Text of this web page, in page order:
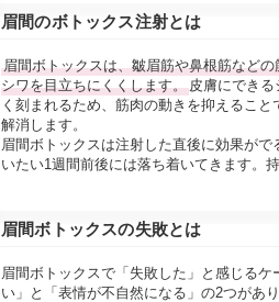
眉間のボトックス注射とは
眉間ボトックスは、皺眉筋や鼻根筋など
シワを目立ちにくくします。 皮膚にでき
く刻まれるため、筋肉の動きを抑えるこ
解消します。
眉間ボトックスは注射した直後に効果が
いたい1週間前後には落ち着いてきます。
眉間ボトックスの失敗とは
眉間ボトックスで「失敗した」と感じる
い」と「表情が不自然になる」の2つがあり